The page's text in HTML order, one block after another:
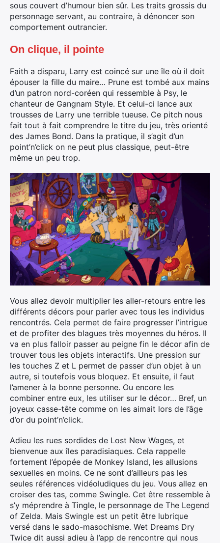
sous couvert d’humour bien sûr. Les traits grossis du
personnage servant, au contraire, à dénoncer son
comportement outrancier.
On clique, il pointe
Faith a disparu, Larry est coincé sur une île où il doit
épouser la fille du maire… Prune est tombé aux mains
d’un patron nord-coréen qui ressemble à Psy, le
chanteur de Gangnam Style. Et celui-ci lance aux
trousses de Larry une terrible tueuse. Ce pitch nous
fait tout à fait comprendre le titre du jeu, très orienté
des James Bond. Dans la pratique, il s’agit d’un
point’n’click on ne peut plus classique, peut-être
même un peu trop.
Vous allez devoir multiplier les aller-retours entre les
différents décors pour parler avec tous les individus
rencontrés. Cela permet de faire progresser l’intrigue
et de profiter des blagues très moyennes du héros. Il
va en plus falloir passer au peigne fin le décor afin de
trouver tous les objets interactifs. Une pression sur
les touches Z et L permet de passer d’un objet à un
autre, si toutefois vous bloquez. Et ensuite, il faut
l’amener à la bonne personne. Ou encore les
combiner entre eux, les utiliser sur le décor… Bref, un
joyeux casse-tête comme on les aimait lors de l’âge
d’or du point’n’click.
Adieu les rues sordides de Lost New Wages, et
bienvenue aux îles paradisiaques. Cela rappelle
fortement l’épopée de Monkey Island, les allusions
sexuelles en moins. Ce ne sont d’ailleurs pas les
seules références vidéoludiques du jeu. Vous allez en
croiser des tas, comme Swingle. Cet être ressemble à
s’y méprendre à Tingle, le personnage de The Legend
of Zelda. Mais Swingle est un petit être lubrique
versé dans le sado-masochisme. Wet Dreams Dry
Twice dit aussi adieu à l’app de rencontre qui nous